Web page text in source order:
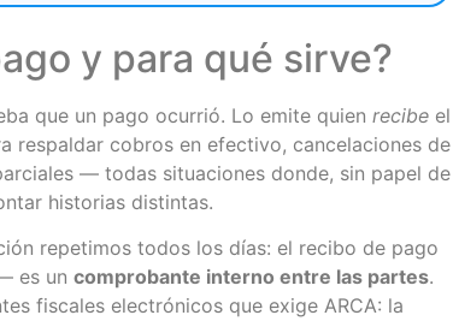
y para qué sirve?
que un pago ocurrió. Lo emite quien recibe el
respaldar cobros en efectivo, cancelaciones de
— todas situaciones donde, sin papel de
historias distintas.
repetimos todos los días: el recibo de pago
es un comprobante interno entre las partes.
fiscales electrónicos que exige ARCA: la